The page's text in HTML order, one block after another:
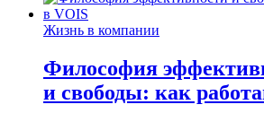
Жизнь в компании
Философия
и свободы: как